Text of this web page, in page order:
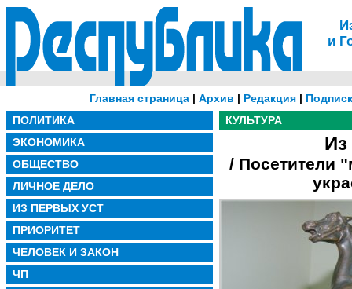
и
Главная страница| Архив | Редакция|
ПОЛИТИКА
ЭКОНОМИКА
ОБЩЕСТВО
ЛИЧНОЕ ДЕЛО
ИЗ ПЕРВЫХ УСТ
ПРИОРИТЕТ
ЧЕЛОВЕК И ЗАКОН
ЧП
КУЛЬТУРА
Из
/ Посетители